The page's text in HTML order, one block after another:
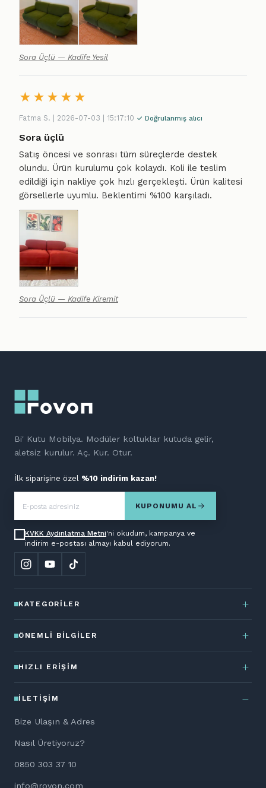
Sora Üçlü — Kadife Yesil
★ ★ ★ ★ ★
Fatma S. | 2026-07-03 | 15:17:10 ✓ Doğrulanmış alıcı
Sora üçlü
Satış öncesi ve sonrası tüm süreçlerde destek
olundu. Ürün kurulumu çok kolaydı. Koli ile teslim
edildiği için nakliye çok hızlı gerçekleşti. Ürün kalitesi
görsellerle uyumlu. Beklentimi %100 karşıladı.
Sora Üçlü — Kadife Kiremit
Bi' Kutu Mobilya. Modüler koltuklar kutuda gelir,
aletsiz kurulur. Aç. Kur. Otur.
İlk siparişine özel %10 indirim kazan!
KUPONUMU AL
KVKK Aydınlatma Metni'ni okudum, kampanya ve
indirim e-postası almayı kabul ediyorum.
KATEGORILER
ÖNEMLI BILGILER
HIZLI ERIŞIM
İLETIŞIM
Bize Ulaşın & Adres
Nasıl Üretiyoruz?
0850 303 37 10
info@rovon.com